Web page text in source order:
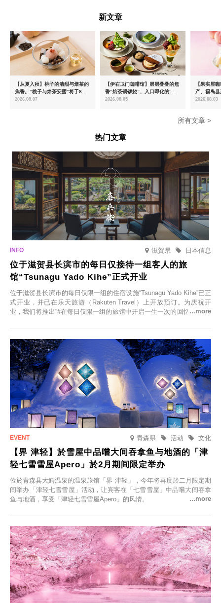
新文章
【从夏入秋】桃子的清甜与焙茶的
焦香。“桃子与焙茶安蜜”将于8月
中旬起限时发售
2026.08.07
【伊右卫门咖啡馆】层层叠叠的焦
香“焙茶铜锣烧”、入口即化的“宇
治抹茶提拉米苏”全新登场
2026.08.05
【果实屋
产、福岛
2026.08.03
所有文章 >
热门文章
滋賀県 日本信息
位于滋贺县长滨市的每日仅接待一组客人的旅
馆“Tsunagu Yado Kihe”正式开业
位于滋贺县长滨市的每日仅限一组的住宿设施“Tsunagu Yado Kihe”已正
式开业，并已在乐天旅游（Rakuten Travel）上开放预订。为庆祝开
业，我们将推出“#在每日仅限一组的旅馆中开启一生一次的回忆之旅”活
在此与重要之人共度一段难忘的特别时光。
青森県 文化
活动
【界 津轻】於雪屋中品嚐大间吞拿鱼与地酒的「津
轻七雪雪屋Apero」於2月期间限定举办
位於青森县大鰐温泉的温泉旅馆「界 津轻」，今年将再度於二月限定期
间举办「津轻七雪雪屋」活动，让宾客在「七雪雪屋」中品嚐大间吞拿
鱼与地酒，享受「津轻七雪雪屋Apero」的风情。